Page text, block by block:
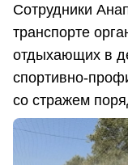
Сотрудники
транспорте
отдыхающих в
спортивно-
со стражем